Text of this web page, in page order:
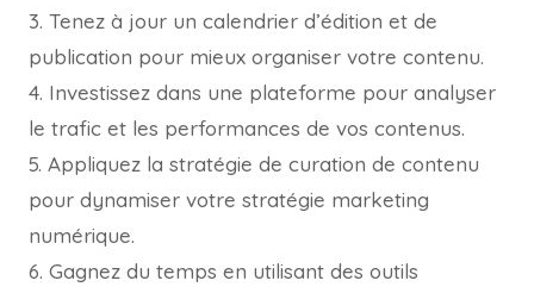
3. Tenez à jour un calendrier d’édition et de
publication pour mieux organiser votre contenu.
4. Investissez dans une plateforme pour analyser
le trafic et les performances de vos contenus.
5. Appliquez la stratégie de curation de contenu
pour dynamiser votre stratégie marketing
numérique.
6. Gagnez du temps en utilisant des outils